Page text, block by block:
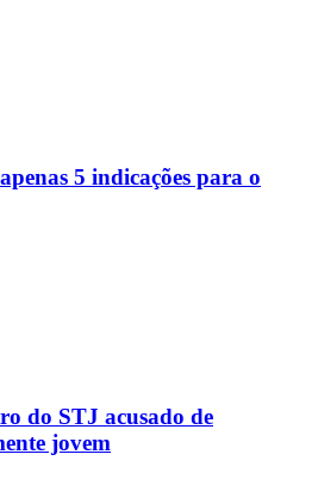
5 indicações para o
do STJ acusado de
jovem